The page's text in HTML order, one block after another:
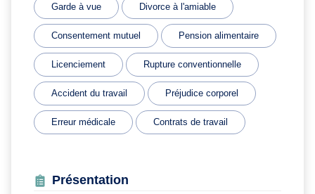
Garde à vue Divorce à l'amiable
Consentement mutuel Pension alimentaire
Licenciement Rupture conventionnelle
Accident du travail Préjudice corporel
Erreur médicale Contrats de travail
Présentation